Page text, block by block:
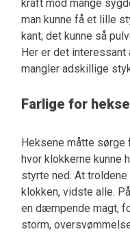
kraft mod mange
man kunne få et lille
kant; det kunne så
Her er det interessant
mangler adskillige
Farlige for hekse
Heksene måtte sørge
hvor klokkerne kunne
styrte ned. At
klokken, vidste alle.
en dæmpende magt,
storm,